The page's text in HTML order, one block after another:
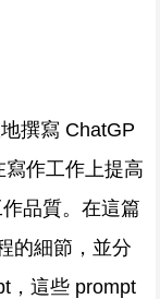
撰寫 ChatGP
作工作上提高
品質。在這篇
的細節，並分
，這些 prompt